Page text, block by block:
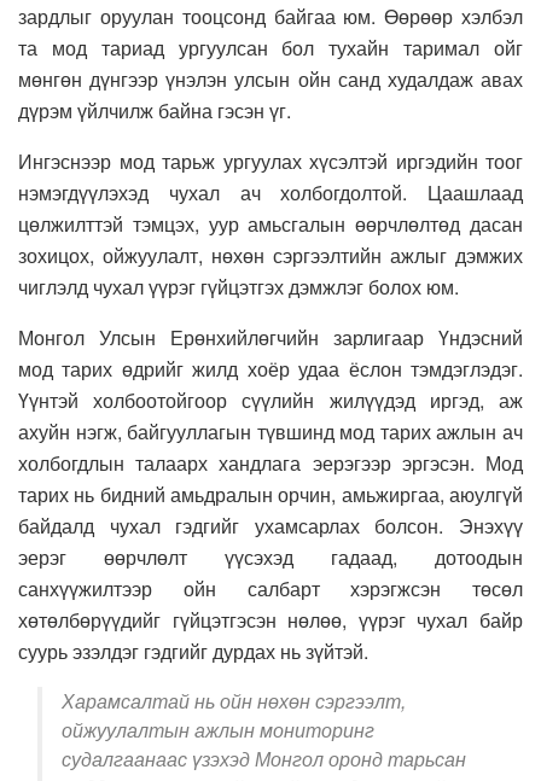
зардлыг оруулан тооцсонд байгаа юм. Өөрөөр хэлбэл
та мод тариад ургуулсан бол тухайн таримал ойг
мөнгөн дүнгээр үнэлэн улсын ойн санд худалдаж авах
дүрэм үйлчилж байна гэсэн үг.
Ингэснээр мод тарьж ургуулах хүсэлтэй иргэдийн тоог
нэмэгдүүлэхэд чухал ач холбогдолтой. Цаашлаад
цөлжилттэй тэмцэх, уур амьсгалын өөрчлөлтөд дасан
зохицох, ойжуулалт, нөхөн сэргээлтийн ажлыг дэмжих
чиглэлд чухал үүрэг гүйцэтгэх дэмжлэг болох юм.
Монгол Улсын Ерөнхийлөгчийн зарлигаар Үндэсний
мод тарих өдрийг жилд хоёр удаа ёслон тэмдэглэдэг.
Үүнтэй холбоотойгоор сүүлийн жилүүдэд иргэд, аж
ахуйн нэгж, байгууллагын түвшинд мод тарих ажлын ач
холбогдлын талаарх хандлага эерэгээр эргэсэн. Мод
тарих нь бидний амьдралын орчин, амьжиргаа, аюулгүй
байдалд чухал гэдгийг ухамсарлах болсон. Энэхүү
эерэг өөрчлөлт үүсэхэд гадаад, дотоодын
санхүүжилтээр ойн салбарт хэрэгжсэн төсөл
хөтөлбөрүүдийг гүйцэтгэсэн нөлөө, үүрэг чухал байр
суурь эзэлдэг гэдгийг дурдах нь зүйтэй.
Харамсалтай нь ойн нөхөн сэргээлт,
ойжуулалтын ажлын мониторинг
судалгаанаас үзэхэд Монгол оронд тарьсан